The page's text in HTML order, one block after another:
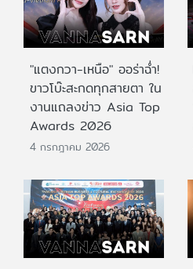
"แตงกวา-เหนือ" ออร่าฉ่ำ!
ขาวโบ๊ะสะกดทุกสายตา ใน
งานแถลงข่าว Asia Top
Awards 2026
4 กรกฎาคม 2026